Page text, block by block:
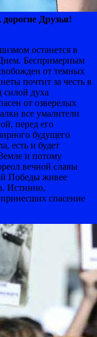
Друзья!
останется в
Беспримерным
от темных
почтит за честь в
силой духа
от озверелых
все умалители
перед его
будущего
есть и будет
и потому
вечной славы
Победы живее
Истинно,
спасение